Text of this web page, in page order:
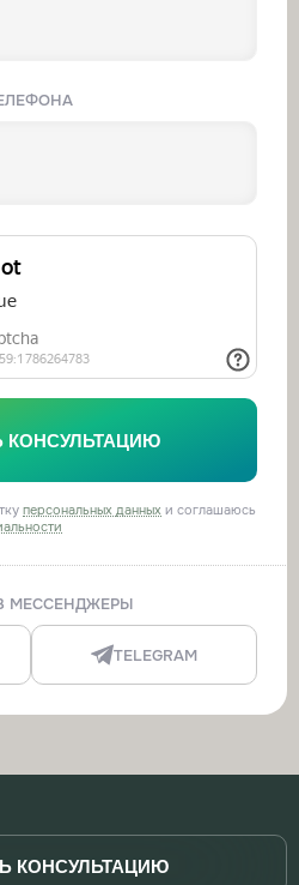
КОНСУЛЬТАЦИЮ
персональных данных и соглашаюсь
МЕССЕНДЖЕРЫ
TELEGRAM
КОНСУЛЬТАЦИЮ